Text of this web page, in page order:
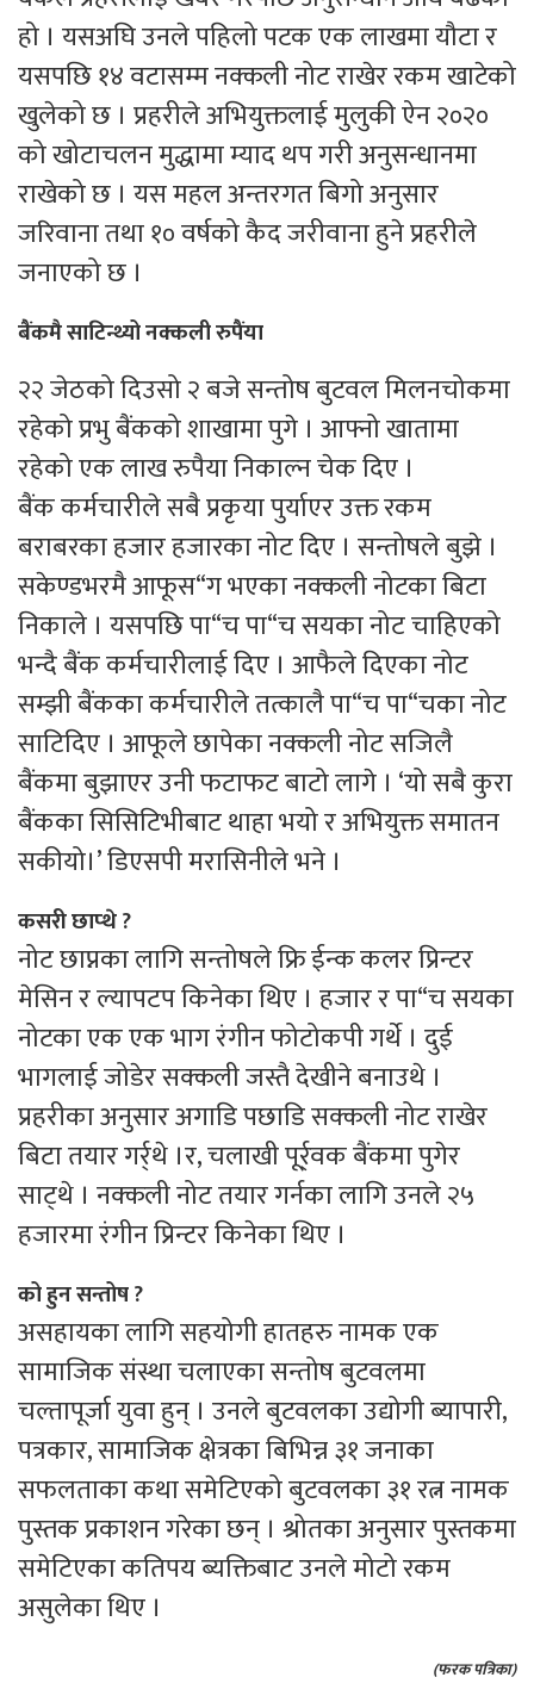
हो । यसअघि उनले पहिलो पटक एक लाखमा यौटा र
यसपछि १४ वटासम्म नक्कली नोट राखेर रकम खाटेको
खुलेको छ । प्रहरीले अभियुक्तलाई मुलुकी ऐन २०२०
को खोटाचलन मुद्धामा म्याद थप गरी अनुसन्धानमा
राखेको छ । यस महल अन्तरगत बिगो अनुसार
जरिवाना तथा १० वर्षको कैद जरीवाना हुने प्रहरीले
जनाएको छ ।
बैंकमै साटिन्थ्यो नक्कली रुपैंया
२२ जेठको दिउसो २ बजे सन्तोष बुटवल मिलनचोकमा
रहेको प्रभु बैंकको शाखामा पुगे । आफ्नो खातामा
रहेको एक लाख रुपैया निकाल्न चेक दिए ।
बैंक कर्मचारीले सबै प्रकृया पुर्याएर उक्त रकम
बराबरका हजार हजारका नोट दिए । सन्तोषले बुझे ।
सकेण्डभरमै आफूस“ग भएका नक्कली नोटका बिटा
निकाले । यसपछि पा“च पा“च सयका नोट चाहिएको
भन्दै बैंक कर्मचारीलाई दिए । आफैले दिएका नोट
सम्झी बैंकका कर्मचारीले तत्कालै पा“च पा“चका नोट
साटिदिए । आफूले छापेका नक्कली नोट सजिलै
बैंकमा बुझाएर उनी फटाफट बाटो लागे । ‘यो सबै कुरा
बैंकका सिसिटिभीबाट थाहा भयो र अभियुक्त समातन
सकीयो।’ डिएसपी मरासिनीले भने ।
कसरी छाप्थे ?
नोट छाप्नका लागि सन्तोषले फ्रि ईन्क कलर प्रिन्टर
मेसिन र ल्यापटप किनेका थिए । हजार र पा“च सयका
नोटका एक एक भाग रंगीन फोटोकपी गर्थे । दुई
भागलाई जोडेर सक्कली जस्तै देखीने बनाउथे ।
प्रहरीका अनुसार अगाडि पछाडि सक्कली नोट राखेर
बिटा तयार गर्र्थे ।र, चलाखी पूर्र्वक बैंकमा पुगेर
साट्थे । नक्कली नोट तयार गर्नका लागि उनले २५
हजारमा रंगीन प्रिन्टर किनेका थिए ।
को हुन सन्तोष ?
असहायका लागि सहयोगी हातहरु नामक एक
सामाजिक संस्था चलाएका सन्तोष बुटवलमा
चल्तापूर्जा युवा हुन् । उनले बुटवलका उद्योगी ब्यापारी,
पत्रकार, सामाजिक क्षेत्रका बिभिन्न ३१ जनाका
सफलताका कथा समेटिएको बुटवलका ३१ रत्न नामक
पुस्तक प्रकाशन गरेका छन् । श्रोतका अनुसार पुस्तकमा
समेटिएका कतिपय ब्यक्तिबाट उनले मोटो रकम
असुलेका थिए ।
(फरक पत्रिका)